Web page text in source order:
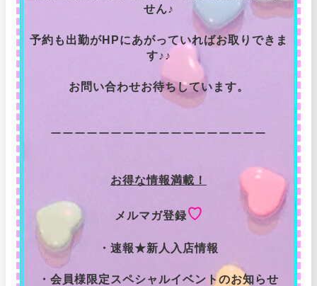
せん♪
予約も出勤がHPにあがっていればお取りできま
す♪♪
お問い合わせお待ちしています。
ーーーーーーーーーーーーーーーーーー
お得な情報満載！
メルマガ登録♡
・速報★新人入店情報
・会員様限定スペシャルイベントのお知らせ